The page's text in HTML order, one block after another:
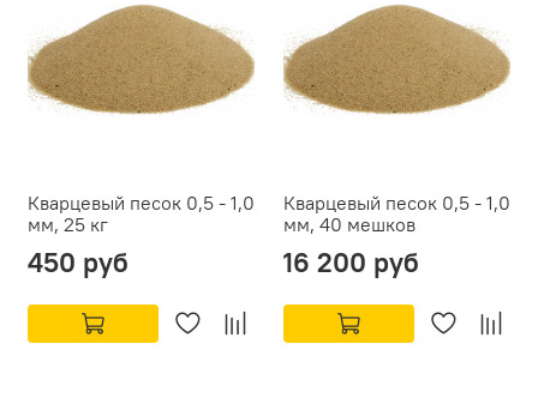
Кварцевый песок 0,5 - 1,0
мм, 25 кг
450 руб
Кварцевый песок 0,5 - 1,0
мм, 40 мешков
16 200 руб